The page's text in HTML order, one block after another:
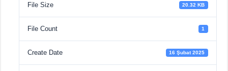
File Size 20.32 KB
File Count 1
Create Date 16 Şubat 2025